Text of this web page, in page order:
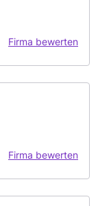
Firma bewerten
Firma bewerten